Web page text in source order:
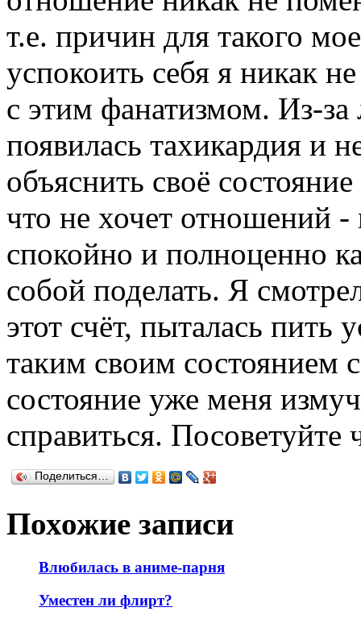
т.е. причин для такого
успокоить себя я никак
с этим фанатизмом. Из-
появилась тахикардия и
объяснить своё
что не хочет отношений
спокойно и полноценно
собой поделать. Я
этот счёт, пыталась пить
таким своим состоянием
состояние уже меня
справиться. Посоветуйте
Поделиться…
Похожие записи
Влюбилась в аниме-парня
Уместен ли флирт?